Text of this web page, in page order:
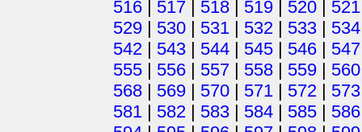
516 | 517 | 518 | 519 | 520 | 521
529 | 530 | 531 | 532 | 533 | 534
542 | 543 | 544 | 545 | 546 | 547
555 | 556 | 557 | 558 | 559 | 560
568 | 569 | 570 | 571 | 572 | 573
581 | 582 | 583 | 584 | 585 | 586